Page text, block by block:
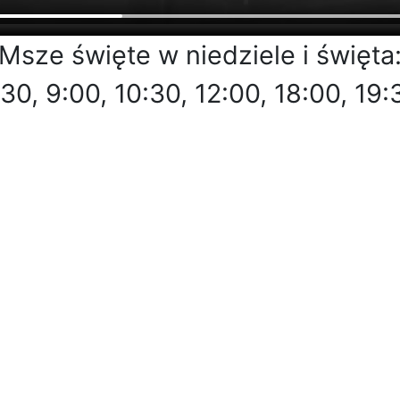
święte w niedziele i
9:00, 10:30, 12:00, 18:00,